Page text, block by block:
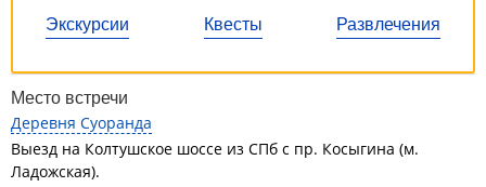
Экскурсии Квесты Развлечения
Место встречи
Деревня Суоранда
Выезд на Колтушское шоссе из СПб с пр. Косыгина (м.
Ладожская).